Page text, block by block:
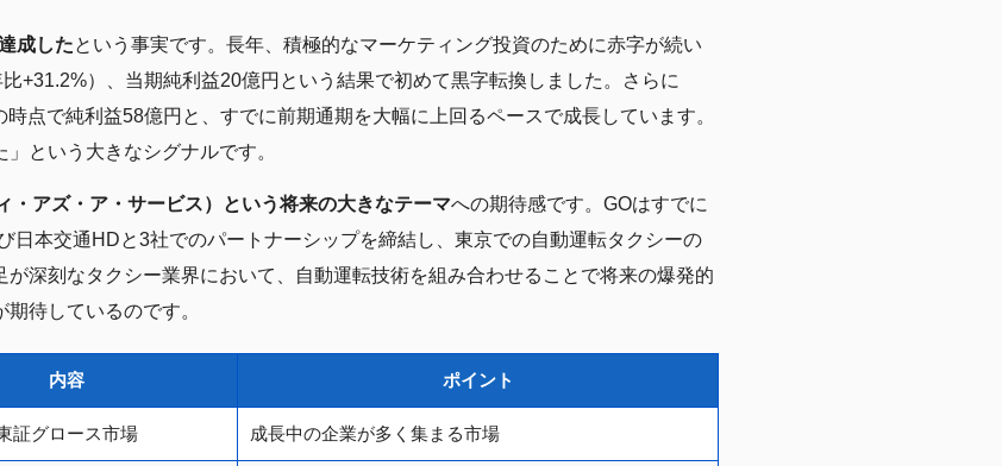
成したという事実です。長年、積極的なマーケティング投資のために赤字が続い
+31.2%）、当期純利益20億円という結果で初めて黒字転換しました。さらに
点で純利益58億円と、すでに前期通期を大幅に上回るペースで成長しています。
という大きなシグナルです。
・アズ・ア・サービス）という将来の大きなテーマへの期待感です。GOはすでに
日本交通HDと3社でのパートナーシップを締結し、東京での自動運転タクシーの
深刻なタクシー業界において、自動運転技術を組み合わせることで将来の爆発的
待しているのです。
内容 ポイント
証グロース市場 成長中の企業が多く集まる市場